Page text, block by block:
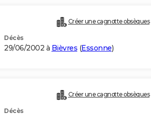
Créer une cagnotte obsèques
Décès
29/06/2002 à Bièvres (Essonne)
Créer une cagnotte obsèques
Décès